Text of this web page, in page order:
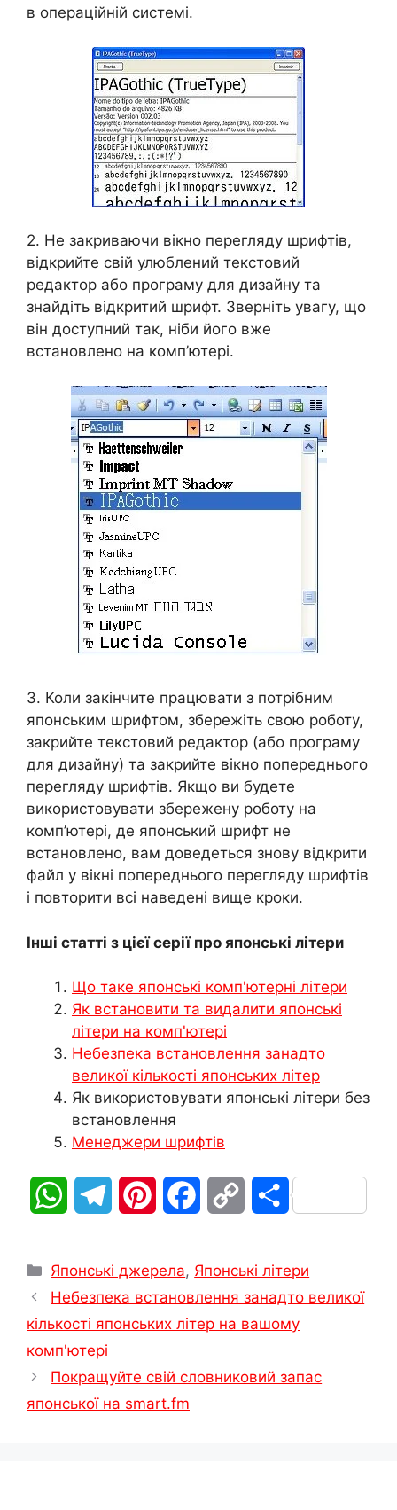
в операційній системі.
2. Не закриваючи вікно перегляду шрифтів,
відкрийте свій улюблений текстовий
редактор або програму для дизайну та
знайдіть відкритий шрифт. Зверніть увагу, що
він доступний так, ніби його вже
встановлено на комп’ютері.
3. Коли закінчите працювати з потрібним
японським шрифтом, збережіть свою роботу,
закрийте текстовий редактор (або програму
для дизайну) та закрийте вікно попереднього
перегляду шрифтів. Якщо ви будете
використовувати збережену роботу на
комп’ютері, де японський шрифт не
встановлено, вам доведеться знову відкрити
файл у вікні попереднього перегляду шрифтів
і повторити всі наведені вище кроки.
Інші статті з цієї серії про японські літери
Що таке японські комп'ютерні літери
Як встановити та видалити японські
літери на комп'ютері
Небезпека встановлення занадто
великої кількості японських літер
Як використовувати японські літери без
встановлення
Менеджери шрифтів
W
a
t
s
A
l
e
r
n
t
r
c
e
o
p
y
i
П
д
і
и
Категорії
Японські джерела, Японські літери
Небезпека встановлення занадто великої
кількості японських літер на вашому
комп'ютері
Покращуйте свій словниковий запас
японської на smart.fm